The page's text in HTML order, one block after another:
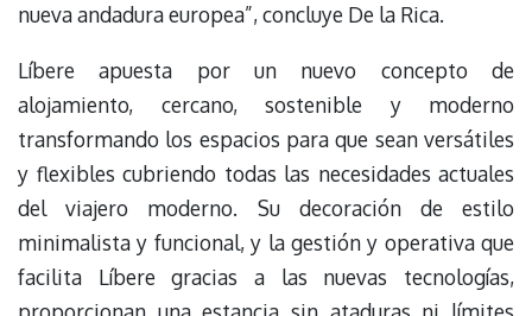
nueva andadura europea”, concluye De la Rica.
Líbere apuesta por un nuevo concepto de
alojamiento, cercano, sostenible y moderno
transformando los espacios para que sean versátiles
y flexibles cubriendo todas las necesidades actuales
del viajero moderno. Su decoración de estilo
minimalista y funcional, y la gestión y operativa que
facilita Líbere gracias a las nuevas tecnologías,